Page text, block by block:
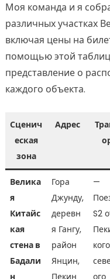
Моя команда и я
различных участках
включая цены на
помощью этой
представление о
каждого объекта.
Сценич
еская
зона
Адрес
Велика
я
Китайс
кая
стена в
Бадали
н
Гора
Джунду,
деревн
я Гангу,
район
Янцин,
Пекин
—
S2
кого
ого